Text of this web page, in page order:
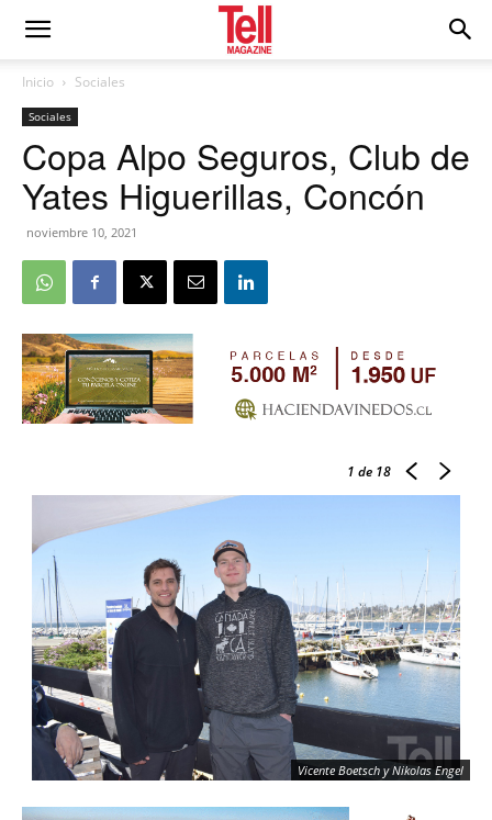
Inicio Sociales
Sociales
Copa Alpo Seguros, Club de
Yates Higuerillas, Concón
noviembre 10, 2021
1 de 18
Vicente Boetsch y Nikolas Engel